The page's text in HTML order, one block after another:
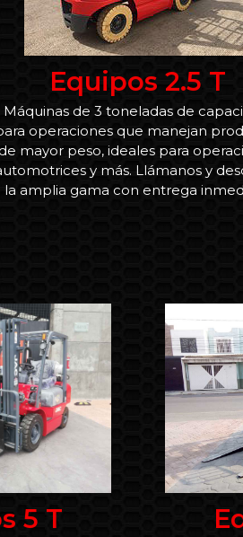
Equipos 2.5 T
Máquinas de 3 toneladas de
operaciones que manejan
de mayor peso, ideales para
y más. Llámanos y
la amplia gama con entrega
5 T